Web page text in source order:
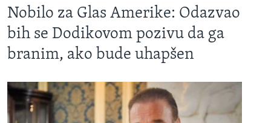
Nobilo za Glas Amerike: Odazvao
bih se Dodikovom pozivu da ga
branim, ako bude uhapšen